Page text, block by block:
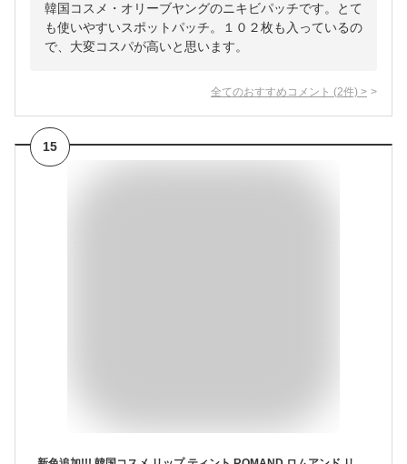
韓国コスメ・オリーブヤングのニキビパッチです。とて
も使いやすいスポットパッチ。１０２枚も入っているの
で、大変コスパが高いと思います。
全てのおすすめコメント (2件) >
15